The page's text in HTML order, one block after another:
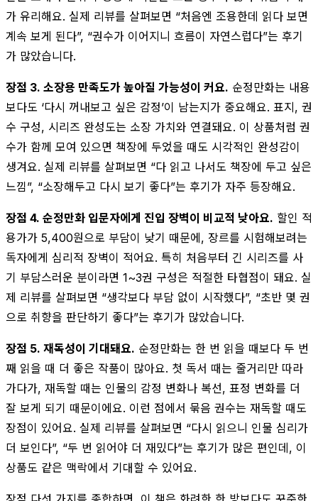
가 유리해요. 실제 리뷰를 살펴보면 “처음엔 조용한데 읽다 보면
계속 보게 된다”, “권수가 이어지니 흐름이 자연스럽다”는 후기
가 많았습니다.
장점 3. 소장용 만족도가 높아질 가능성이 커요. 순정만화는 내용
보다도 ‘다시 꺼내보고 싶은 감정’이 남는지가 중요해요. 표지, 권
수 구성, 시리즈 완성도는 소장 가치와 연결돼요. 이 상품처럼 권
수가 함께 모여 있으면 책장에 두었을 때도 시각적인 완성감이
생겨요. 실제 리뷰를 살펴보면 “다 읽고 나서도 책장에 두고 싶은
느낌”, “소장해두고 다시 보기 좋다”는 후기가 자주 등장해요.
장점 4. 순정만화 입문자에게 진입 장벽이 비교적 낮아요. 할인 적
용가가 5,400원으로 부담이 낮기 때문에, 장르를 시험해보려는
독자에게 심리적 장벽이 적어요. 특히 처음부터 긴 시리즈를 사
기 부담스러운 분이라면 1~3권 구성은 적절한 타협점이 돼요. 실
제 리뷰를 살펴보면 “생각보다 부담 없이 시작했다”, “초반 몇 권
으로 취향을 판단하기 좋다”는 후기가 많았습니다.
장점 5. 재독성이 기대돼요. 순정만화는 한 번 읽을 때보다 두 번
째 읽을 때 더 좋은 작품이 많아요. 첫 독서 때는 줄거리만 따라
가다가, 재독할 때는 인물의 감정 변화나 복선, 표정 변화를 더
잘 보게 되기 때문이에요. 이런 점에서 묶음 권수는 재독할 때도
장점이 있어요. 실제 리뷰를 살펴보면 “다시 읽으니 인물 심리가
더 보인다”, “두 번 읽어야 더 재밌다”는 후기가 많은 편인데, 이
상품도 같은 맥락에서 기대할 수 있어요.